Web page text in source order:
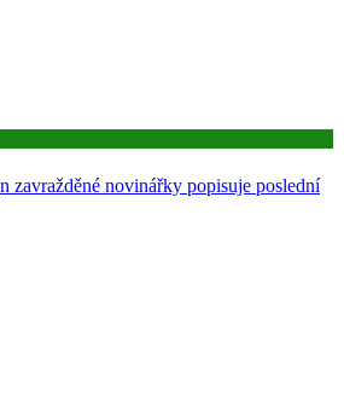
zavražděné novinářky popisuje poslední